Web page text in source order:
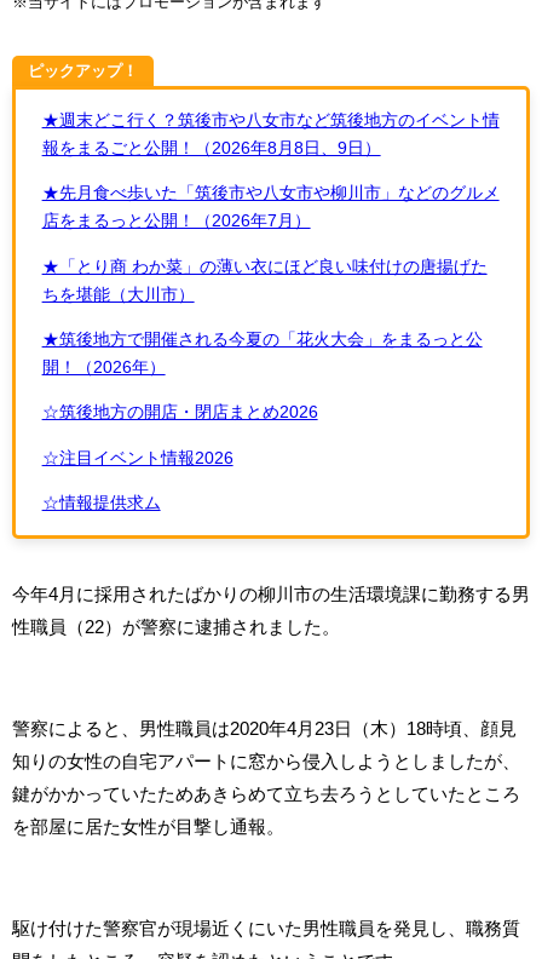
ピックアップ！
★週末どこ行く？筑後市や八女市など筑後地方のイベント情
報をまるごと公開！（2026年8月8日、9日）
★先月食べ歩いた「筑後市や八女市や柳川市」などのグルメ
店をまるっと公開！（2026年7月）
★「とり商 わか菜」の薄い衣にほど良い味付けの唐揚げた
ちを堪能（大川市）
★筑後地方で開催される今夏の「花火大会」をまるっと公
開！（2026年）
☆筑後地方の開店・閉店まとめ2026
☆注目イベント情報2026
☆情報提供求ム
今年4月に採用されたばかりの柳川市の生活環境課に勤務する男
性職員（22）が警察に逮捕されました。
警察によると、男性職員は2020年4月23日（木）18時頃、顔見
知りの女性の自宅アパートに窓から侵入しようとしましたが、
鍵がかかっていたためあきらめて立ち去ろうとしていたところ
を部屋に居た女性が目撃し通報。
駆け付けた警察官が現場近くにいた男性職員を発見し、職務質